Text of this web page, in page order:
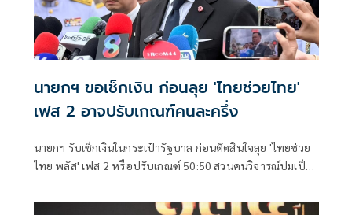
นายกฯ ขอเช็กเงิน ก่อนลุย 'ไทยช่วยไทย'
เฟส 2 อาจปรับเกณฑ์คนละครึ่ง
นายกฯ รับเช็กเงินในกระเป๋ารัฐบาล ก่อนตัดสินใจลุย 'ไทยช่วย
ไทย พลัส' เฟส 2 หรือปรับเกณฑ์ 50:50 สวนคนวิจารณ์ปมเป็น
แข็งแรง